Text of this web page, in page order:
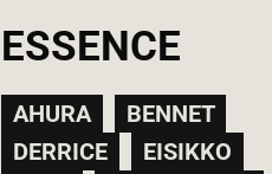
ESSENCE
AHURA
BENNET
DERRICE
EISIKKO